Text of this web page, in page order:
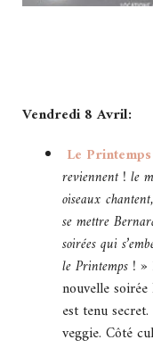
Vendredi 8 Avril:
Le
reviennent ! le
oiseaux
se mettre
soirées qui
le Printemps ! »
nouvelle
est tenu
veggie. Côté